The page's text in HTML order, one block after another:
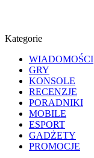
Kategorie
WIADOMOŚCI
GRY
KONSOLE
RECENZJE
PORADNIKI
MOBILE
ESPORT
GADŻETY
PROMOCJE